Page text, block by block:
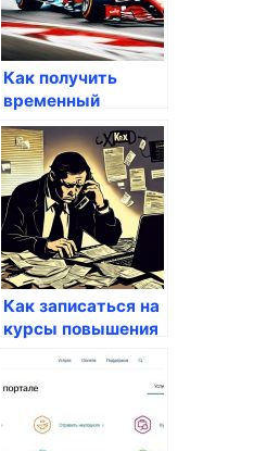
Как получить
временный
пропуск через
Госуслуги
Как записаться на
курсы повышения